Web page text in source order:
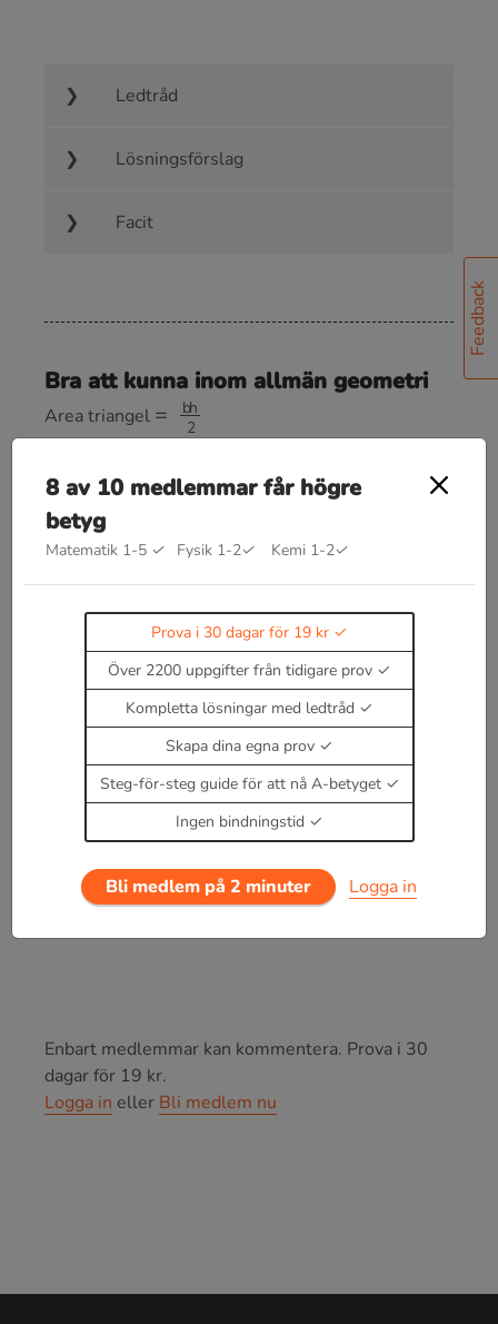
Feedback
Ledtråd
Lösningsförslag
Facit
Bra att kunna inom allmän geometri
Area triangel
h2
=πr2
Omkrets cirkel
=2πr
Volym cylinder
Arean cylinder
=πr2h3
Area kon
πrs
där s är sidlängd.
Volym sfär/klot
=4πr33
Area sfär/klot
=4πr2
Volym prisma
=Bh
=bh3
Enbart medlemmar kan kommentera. Prova i 30
dagar för 19 kr.
Logga in eller Bli medlem nu
8 av 10 medlemmar får högre
betyg
Matematik 1-5 ✓ Fysik 1-2✓ Kemi 1-2✓
Prova i 30 dagar för 19 kr
Över 2200 uppgifter från tidigare prov
Kompletta lösningar med ledtråd
Skapa dina egna prov
Steg-för-steg guide för att nå A-betyget
Ingen bindningstid
Bli medlem på 2 minuter Logga in